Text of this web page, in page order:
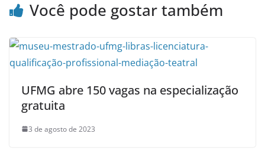
Você pode gostar também
UFMG abre 150 vagas na especialização
gratuita
3 de agosto de 2023